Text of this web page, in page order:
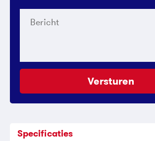
Versturen
Specificaties